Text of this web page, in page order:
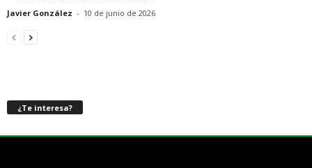
Javier González - 10 de junio de 2026
¿Te interesa?